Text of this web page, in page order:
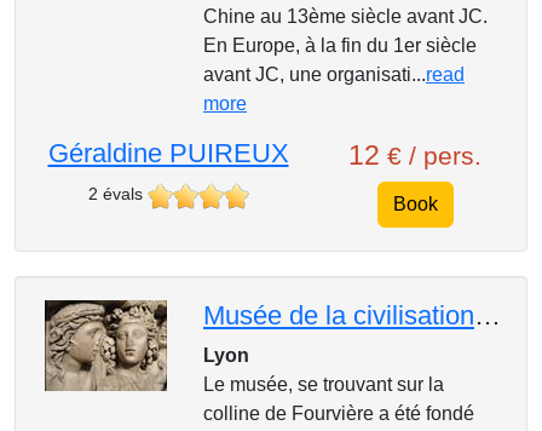
Chine au 13ème siècle avant JC.
En Europe, à la fin du 1er siècle
avant JC, une organisati...read
more
Géraldine PUIREUX
2 évals
12 € / pers.
Book
Musée de la civilisation Gallo-romaine
Lyon
Le musée, se trouvant sur la
colline de Fourvière a été fondé